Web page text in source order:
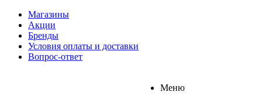
Магазины
Акции
Бренды
Условия оплаты и доставки
Вопрос-ответ
Меню